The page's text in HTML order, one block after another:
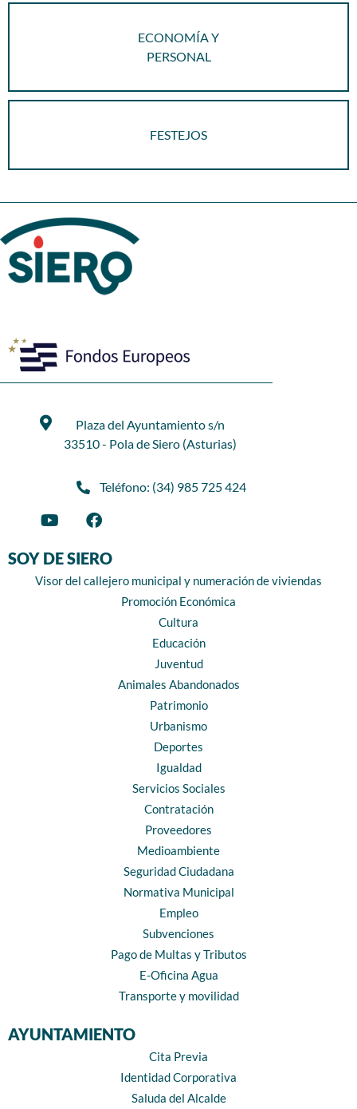
ECONOMÍA Y
PERSONAL
FESTEJOS
Plaza del Ayuntamiento s/n
33510 - Pola de Siero (Asturias)
Teléfono: (34) 985 725 424
SOY DE SIERO
Visor del callejero municipal y numeración de viviendas
Promoción Económica
Cultura
Educación
Juventud
Animales Abandonados
Patrimonio
Urbanismo
Deportes
Igualdad
Servicios Sociales
Contratación
Proveedores
Medioambiente
Seguridad Ciudadana
Normativa Municipal
Empleo
Subvenciones
Pago de Multas y Tributos
E-Oficina Agua
Transporte y movilidad
AYUNTAMIENTO
Cita Previa
Identidad Corporativa
Saluda del Alcalde